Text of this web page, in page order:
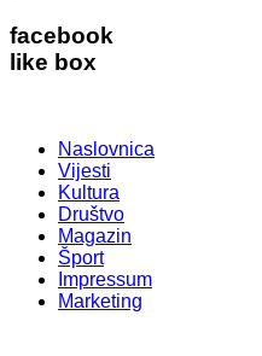
facebook
like box
Naslovnica
Vijesti
Kultura
Društvo
Magazin
Šport
Impressum
Marketing